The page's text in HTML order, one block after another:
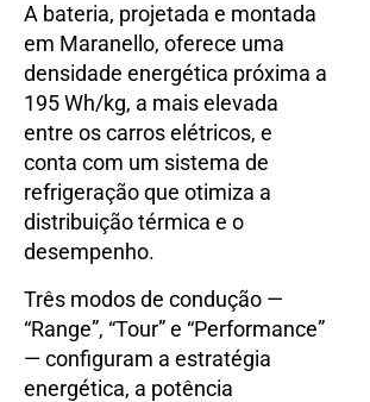
A bateria, projetada e montada
em Maranello, oferece uma
densidade energética próxima a
195 Wh/kg, a mais elevada
entre os carros elétricos, e
conta com um sistema de
refrigeração que otimiza a
distribuição térmica e o
desempenho.
Três modos de condução —
“Range”, “Tour” e “Performance”
— configuram a estratégia
energética, a potência